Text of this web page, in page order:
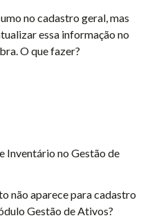
no cadastro geral, mas
essa informação no
O que fazer?
Inventário no Gestão de
não aparece para cadastro
Gestão de Ativos?